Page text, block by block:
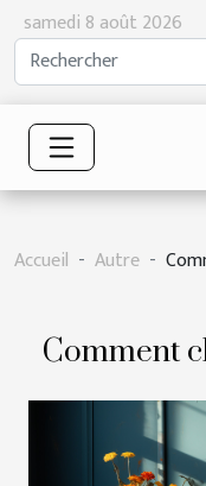
samedi 8 août 2026
Accueil Autre
Comment